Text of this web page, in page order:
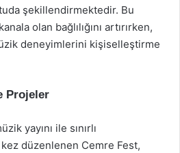
şekillendirmektedir. Bu
olan bağlılığını artırırken,
deneyimlerini kişiselleştirme
Projeler
yayını ile sınırlı
kez düzenlenen Cemre Fest,